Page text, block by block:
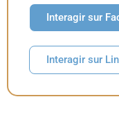
Interagir sur
Interagir sur